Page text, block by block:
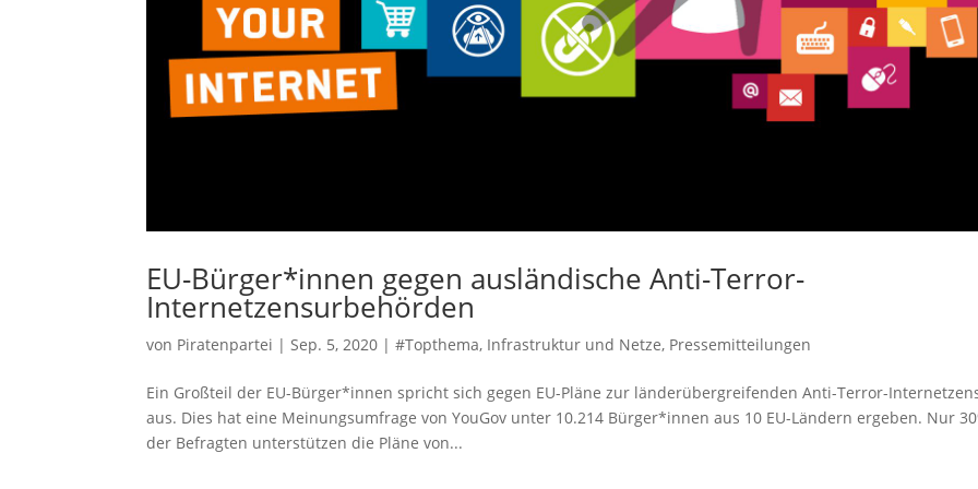
EU-Bürger*innen gegen ausländische Anti-Terror-
Internetzensurbehörden
von Piratenpartei |Sep. 5, 2020 |#Topthema, Infrastruktur und Netze, Pressemitteilungen
Ein Großteil der EU-Bürger*innen spricht sich gegen EU-Pläne zur länderübergreifenden Anti-Terror-
aus. Dies hat eine Meinungsumfrage von YouGov unter 10.214 Bürger*innen aus 10 EU-Ländern ergeben. Nur
der Befragten unterstützen die Pläne von...